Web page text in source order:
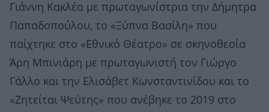
Γιάννη Κακλέα με πρωταγωνίστρια την Δήμητρα
Παπαδοπούλου, το «Ξύπνα Βασίλη» που
παίχτηκε στο «Εθνικό Θέατρο» σε σκηνοθεσία
Άρη Μπινιάρη με πρωταγωνιστή τον Γιώργο
Γάλλο και την Ελισάβετ Κωνσταντινίδου και το
«Ζητείται Ψεύτης» που ανέβηκε το 2019 στο